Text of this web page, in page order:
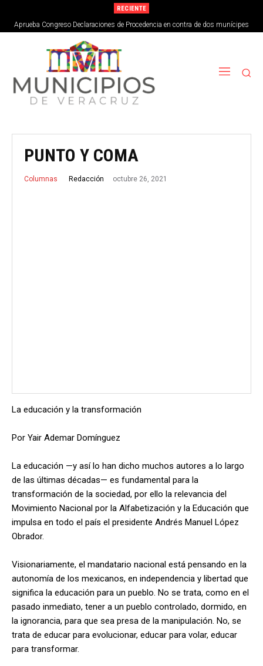
RECIENTE
Aprueba Congreso Declaraciones de Procedencia en contra de dos munícipes
PUNTO Y COMA
Columnas Redacción octubre 26, 2021
La educación y la transformación
Por Yair Ademar Domínguez
La educación —y así lo han dicho muchos autores a lo largo
de las últimas décadas— es fundamental para la
transformación de la sociedad, por ello la relevancia del
Movimiento Nacional por la Alfabetización y la Educación que
impulsa en todo el país el presidente Andrés Manuel López
Obrador.
Visionariamente, el mandatario nacional está pensando en la
autonomía de los mexicanos, en independencia y libertad que
significa la educación para un pueblo. No se trata, como en el
pasado inmediato, tener a un pueblo controlado, dormido, en
la ignorancia, para que sea presa de la manipulación. No, se
trata de educar para evolucionar, educar para volar, educar
para transformar.